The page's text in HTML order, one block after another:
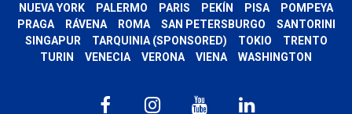
NUEVA YORK
PALERMO PARIS PEKÍN PISA
POMPEYA
PRAGA
RÁVENA ROMA SAN PETERSBURGO
SANTORINI
SINGAPUR
TARQUINIA (SPONSORED) TOKIO
TRENTO
TURIN
VENECIA VERONA VIENA WASHINGTON